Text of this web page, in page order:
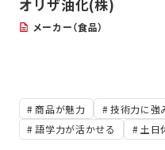
オリザ油化(株)
メーカー（食品）
商品が魅力 技術力に強
語学力が活かせる
土日